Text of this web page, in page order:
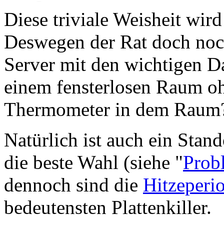
Diese triviale Weisheit
Deswegen der Rat doch
Server mit den wichtigen
einem fensterlosen Raum
Thermometer in dem
Natürlich ist auch ein
die beste Wahl (siehe "
dennoch sind die
bedeutensten Plattenkiller.